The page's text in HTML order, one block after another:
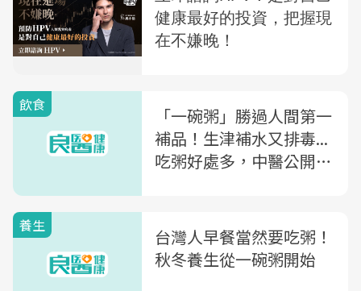
飲食
「一碗粥」勝過人間第一
補品！生津補水又排毒...
吃粥好處多，中醫公開一
養生
台灣人早餐當然要吃粥！
秋冬養生從一碗粥開始